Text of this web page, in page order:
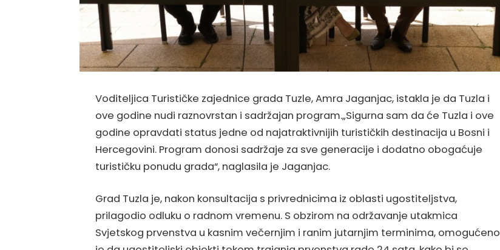
Voditeljica Turističke zajednice grada Tuzle, Amra Jaganjac, istakla je da Tuzla i
ove godine nudi raznovrstan i sadržajan program.„Sigurna sam da će Tuzla i ove
godine opravdati status jedne od najatraktivnijih turističkih destinacija u Bosni i
Hercegovini. Program donosi sadržaje za sve generacije i dodatno obogaćuje
turističku ponudu grada“, naglasila je Jaganjac.
Grad Tuzla je, nakon konsultacija s privrednicima iz oblasti ugostiteljstva,
prilagodio odluku o radnom vremenu. S obzirom na održavanje utakmica
Svjetskog prvenstva u kasnim večernjim i ranim jutarnjim terminima, omogućeno